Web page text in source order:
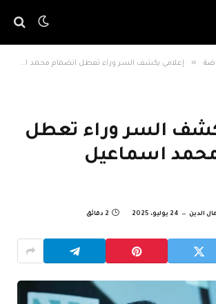
» إعلامي يكشف السر وراء تعطل انضمام محمد اسماعيل للزمالك
السر وراء تعطل
اسماعيل
الدين 24 يوليو، 2025 2 دقائق